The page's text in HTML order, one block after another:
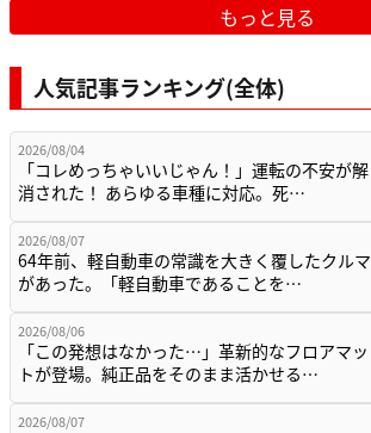
もっと見る
人気記事ランキング(全体)
2026/08/04
「コレめっちゃいいじゃん！」運転の不安が解
消された！ あらゆる車種に対応。死…
2026/08/07
64年前、軽自動車の常識を大きく覆したクルマ
があった。「軽自動車であることを…
2026/08/06
「この発想はなかった…」革新的なフロアマッ
トが登場。純正品をそのまま活かせる…
2026/08/07